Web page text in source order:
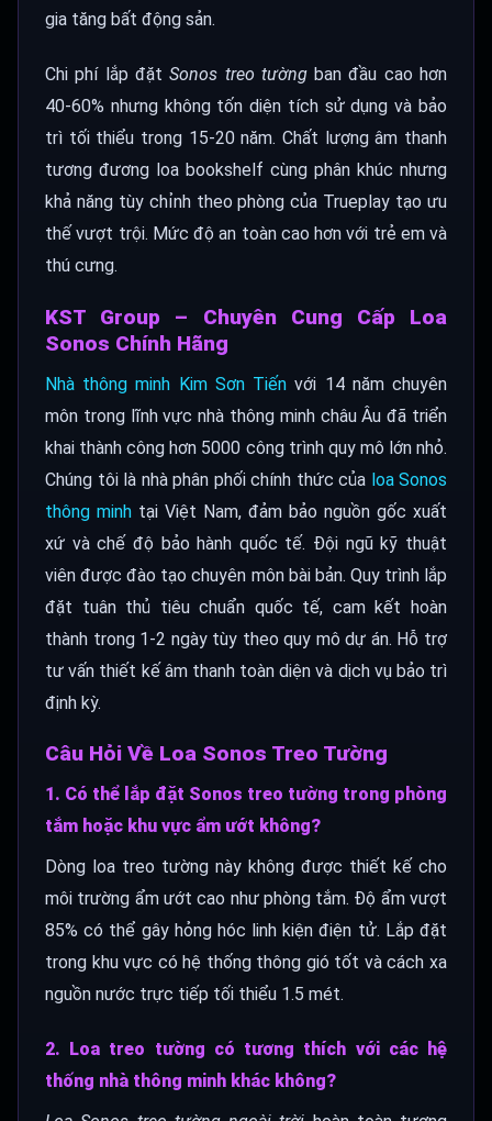
gia tăng bất động sản.
Chi phí lắp đặtSonos treo tườngban đầu cao hơn
40-60% nhưng không tốn diện tích sử dụng và bảo
trì tối thiểu trong 15-20 năm. Chất lượng âm thanh
tương đương loa bookshelf cùng phân khúc nhưng
khả năng tùy chỉnh theo phòng của Trueplay tạo ưu
thế vượt trội. Mức độ an toàn cao hơn với trẻ em và
thú cưng.
KST Group – Chuyên Cung Cấp Loa
Sonos Chính Hãng
Nhà thông minh Kim Sơn Tiến với 14 năm chuyên
môn trong lĩnh vực nhà thông minh châu Âu đã triển
khai thành công hơn 5000 công trình quy mô lớn nhỏ.
Chúng tôi là nhà phân phối chính thức của loa Sonos
thông minh tại Việt Nam, đảm bảo nguồn gốc xuất
xứ và chế độ bảo hành quốc tế. Đội ngũ kỹ thuật
viên được đào tạo chuyên môn bài bản. Quy trình lắp
đặt tuân thủ tiêu chuẩn quốc tế, cam kết hoàn
thành trong 1-2 ngày tùy theo quy mô dự án. Hỗ trợ
tư vấn thiết kế âm thanh toàn diện và dịch vụ bảo trì
định kỳ.
Câu Hỏi Về Loa Sonos Treo Tường
1. Có thể lắp đặt Sonos treo tường trong phòng
tắm hoặc khu vực ẩm ướt không?
Dòng loa treo tường này không được thiết kế cho
môi trường ẩm ướt cao như phòng tắm. Độ ẩm vượt
85% có thể gây hỏng hóc linh kiện điện tử. Lắp đặt
trong khu vực có hệ thống thông gió tốt và cách xa
nguồn nước trực tiếp tối thiểu 1.5 mét.
2. Loa treo tường có tương thích với các hệ
thống nhà thông minh khác không?